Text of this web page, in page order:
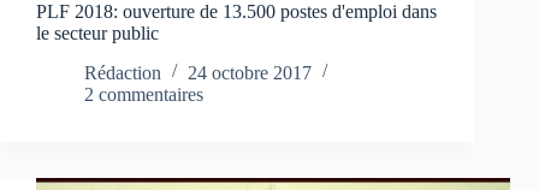
PLF 2018: ouverture de 13.500 postes d'emploi dans
le secteur public
Rédaction
24 octobre 2017
2 commentaires